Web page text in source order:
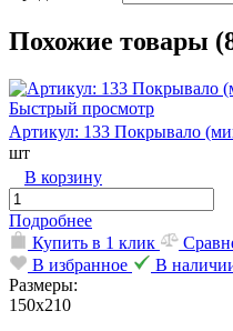
Похожие товары
Быстрый просмотр
Артикул: 133 Покрывало
шт
В корзину
Подробнее
Купить в 1 клик
В избранное
В
Размеры:
150х210